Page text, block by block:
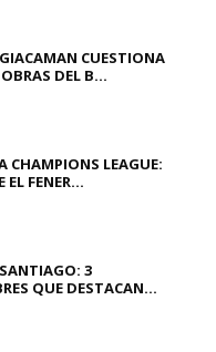
CUESTIONA
DEL B...
CHAMPIONS LEAGUE:
EL FENER...
3
QUE DESTACAN...